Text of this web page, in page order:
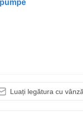
Luați legătura cu